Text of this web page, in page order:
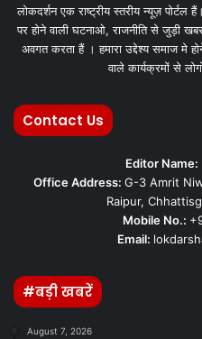
लोकदर्शन एक राष्ट्रीय स्तरीय न्यूज़ पोर्टल
पर होने वाली घटनाओ, राजनीति से जुड़ी
अवगत करता हैं । हमारा उद्देश्य समाज मे
वाले कार्यक्रमों से
Contact Us
Editor Name:
Office Address: G-3 Amrit
Raipur,
Mobile No.:
Email:
#बड़ी खबरें
August 7, 2026